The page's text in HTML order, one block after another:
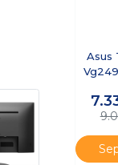
Asus